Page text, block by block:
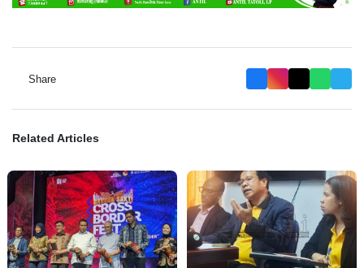
Share
Related Articles